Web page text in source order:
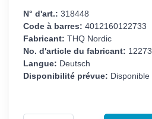
N° d'art.: 318448
Code à barres: 4012160122733
Fabricant: THQ Nordic
No. d'article du fabricant: 12273
Langue: Deutsch
Disponibilité prévue: Disponible